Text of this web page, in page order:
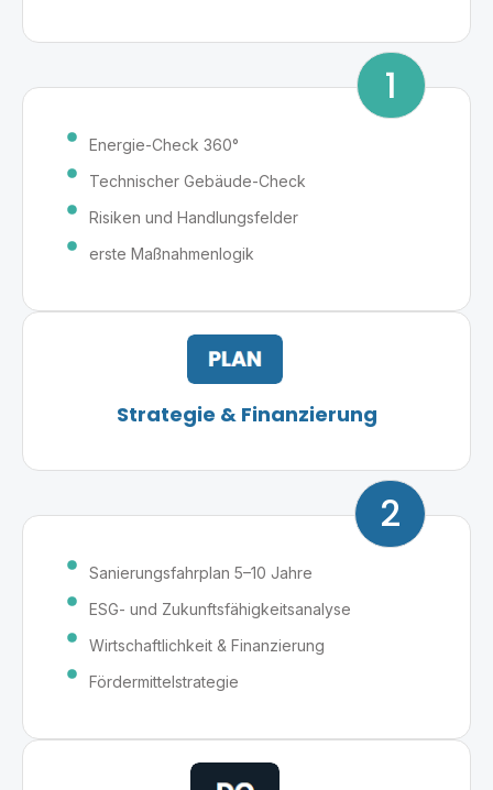
1
Energie-Check 360°
Technischer Gebäude-Check
Risiken und Handlungsfelder
erste Maßnahmenlogik
Strategie & Finanzierung
2
Sanierungsfahrplan 5–10 Jahre
ESG- und Zukunftsfähigkeitsanalyse
Wirtschaftlichkeit & Finanzierung
Fördermittelstrategie